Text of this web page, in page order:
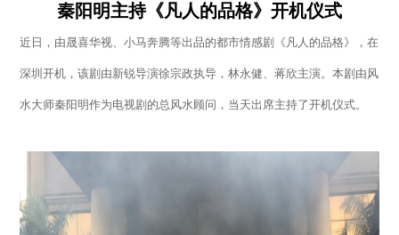
秦阳明主持《凡人的品格》开机仪式
近日，由晟喜华视、小马奔腾等出品的都市情感剧《凡人的品格》，在
深圳开机，该剧由新锐导演徐宗政执导，林永健、蒋欣主演。本剧由风
水大师秦阳明作为电视剧的总风水顾问，当天出席主持了开机仪式。